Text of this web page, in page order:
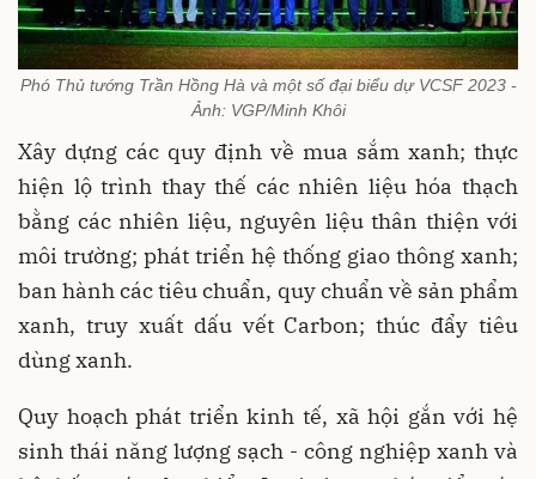
Phó Thủ tướng Trần Hồng Hà và một số đại biểu dự VCSF 2023 -
Ảnh: VGP/Minh Khôi
Xây dựng các quy định về mua sắm xanh; thực
hiện lộ trình thay thế các nhiên liệu hóa thạch
bằng các nhiên liệu, nguyên liệu thân thiện với
môi trường; phát triển hệ thống giao thông xanh;
ban hành các tiêu chuẩn, quy chuẩn về sản phẩm
xanh, truy xuất dấu vết Carbon; thúc đẩy tiêu
dùng xanh.
Quy hoạch phát triển kinh tế, xã hội gắn với hệ
sinh thái năng lượng sạch - công nghiệp xanh và